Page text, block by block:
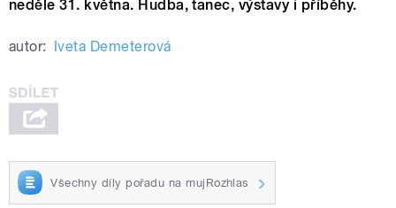
neděle 31. května. Hudba, tanec, výstavy i příběhy.
autor: Iveta Demeterová
Všechny díly pořadu na mujRozhlas